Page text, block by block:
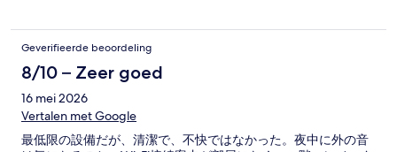
Geverifieerde beoordeling
8/10 – Zeer goed
16 mei 2026
Vertalen met Google
最低限の設備だが、清潔で、不快ではなかった。夜中に外の音